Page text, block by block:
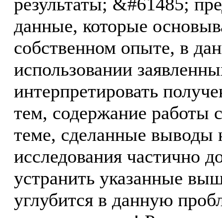
данные, которые
собственном опыте, в
использовании
интерпретировать
тем, содержание работы
теме, сделанные выводы
исследования частично
устранить указанные
углубится в данную